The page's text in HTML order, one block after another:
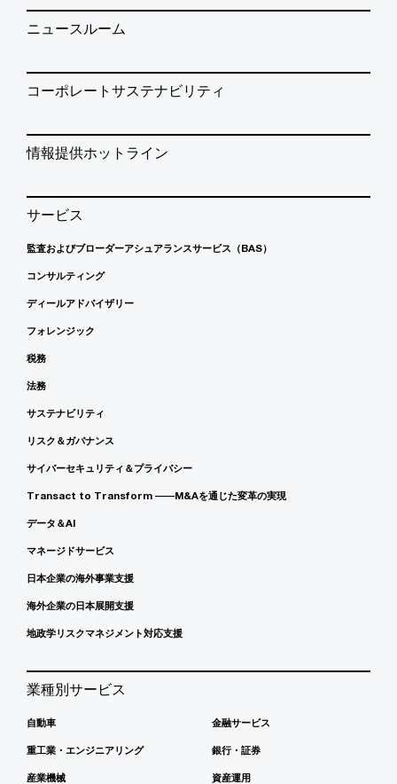
ニュースルーム
コーポレートサステナビリティ
情報提供ホットライン
サービス
監査およびブローダーアシュアランスサービス（BAS）
コンサルティング
ディールアドバイザリー
フォレンジック
税務
法務
サステナビリティ
リスク＆ガバナンス
サイバーセキュリティ＆プライバシー
Transact to Transform ――M&Aを通じた変革の実現
データ＆AI
マネージドサービス
日本企業の海外事業支援
海外企業の日本展開支援
地政学リスクマネジメント対応支援
業種別サービス
自動車
重工業・エンジニアリング
産業機械
金融サービス
銀行・証券
資産運用